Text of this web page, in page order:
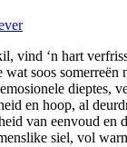
vind ‘n hart
soos somerreën
dieptes,
en hoop, al
van eenvoud en
siel, vol